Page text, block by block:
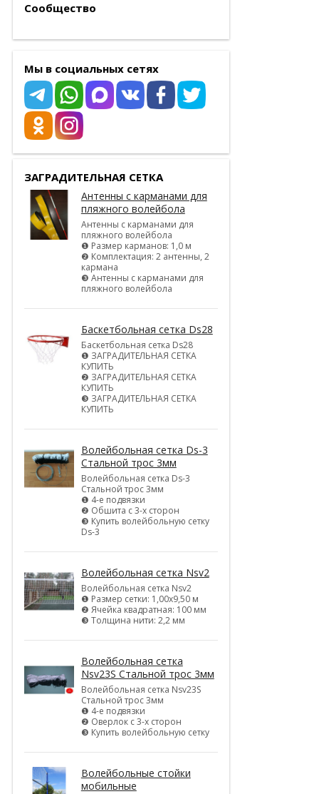
Сообщество
Мы в социальных сетях
ЗАГРАДИТЕЛЬНАЯ СЕТКА
Антенны с карманами для
пляжного волейбола
Антенны с карманами для
пляжного волейбола
❶ Размер карманов: 1,0 м
❷ Комплектация: 2 антенны, 2
кармана
❸ Антенны с карманами для
пляжного волейбола
Баскетбольная сетка Ds28
Баскетбольная сетка Ds28
❶ ЗАГРАДИТЕЛЬНАЯ СЕТКА
КУПИТЬ
❷ ЗАГРАДИТЕЛЬНАЯ СЕТКА
КУПИТЬ
❸ ЗАГРАДИТЕЛЬНАЯ СЕТКА
КУПИТЬ
Волейбольная сетка Ds-3
Стальной трос 3мм
Волейбольная сетка Ds-3
Стальной трос 3мм
❶ 4-е подвязки
❷ Обшита с 3-х сторон
❸ Купить волейбольную сетку
Ds-3
Волейбольная сетка Nsv2
Волейбольная сетка Nsv2
❶ Размер сетки: 1,00х9,50 м
❷ Ячейка квадратная: 100 мм
❸ Толщина нити: 2,2 мм
Волейбольная сетка
Nsv23S Стальной трос 3мм
Волейбольная сетка Nsv23S
Стальной трос 3мм
❶ 4-е подвязки
❷ Оверлок с 3-х сторон
❸ Купить волейбольную сетку
Волейбольные стойки
мобильные